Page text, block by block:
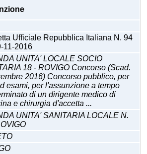
Ufficiale Repubblica Italiana N. 94
11-2016
UNITA' LOCALE SOCIO
18 - ROVIGO Concorso (Scad.
2016) Concorso pubblico, per
esami, per l'assunzione a tempo
di un dirigente medico di
e chirurgia d'accetta ...
UNITA' SANITARIA LOCALE N.